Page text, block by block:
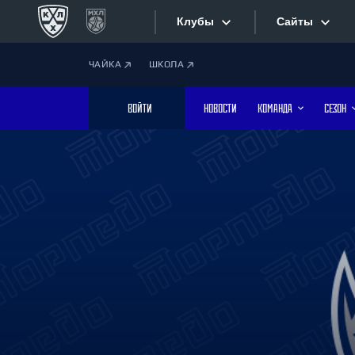
Клубы
Дивизион Боброва
Лада
Сайты
Фотобанк
ЧАЙКА ШКОЛА
ВОЙТИ НОВОСТИ КОМАНДА СЕЗОН